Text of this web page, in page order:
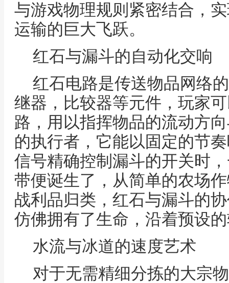
与游戏物理规则紧密结合，
运输的巨大飞跃。
红石与漏斗的自动化交响
红石电路是传送物品网络
继器，比较器等元件，玩家
路，用以指挥物品的流动方
的执行者，它能以固定的节
信号精确控制漏斗的开关时
带便诞生了，从简单的农场
战利品归类，红石与漏斗的
仿佛拥有了生命，沿着预设
水流与冰道的速度艺术
对于无需精细分拣的大宗